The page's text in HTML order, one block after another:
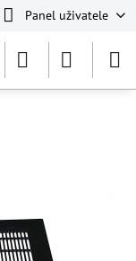
Panel uživatele